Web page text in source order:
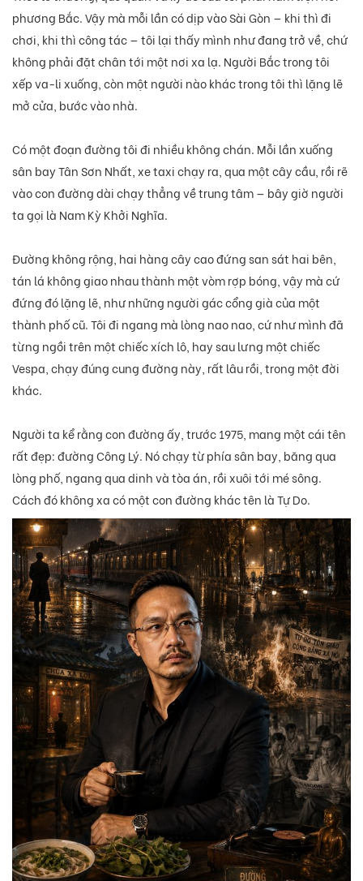
phương Bắc. Vậy mà mỗi lần có dịp vào Sài Gòn — khi thì đi
chơi, khi thì công tác — tôi lại thấy mình như đang trở về, chứ
không phải đặt chân tới một nơi xa lạ. Người Bắc trong tôi
xếp va-li xuống, còn một người nào khác trong tôi thì lặng lẽ
mở cửa, bước vào nhà.
Có một đoạn đường tôi đi nhiều không chán. Mỗi lần xuống
sân bay Tân Sơn Nhất, xe taxi chạy ra, qua một cây cầu, rồi rẽ
vào con đường dài chạy thẳng về trung tâm — bây giờ người
ta gọi là Nam Kỳ Khởi Nghĩa.
Đường không rộng, hai hàng cây cao đứng san sát hai bên,
tán lá không giao nhau thành một vòm rợp bóng, vậy mà cứ
đứng đó lặng lẽ, như những người gác cổng già của một
thành phố cũ. Tôi đi ngang mà lòng nao nao, cứ như mình đã
từng ngồi trên một chiếc xích lô, hay sau lưng một chiếc
Vespa, chạy đúng cung đường này, rất lâu rồi, trong một đời
khác.
Người ta kể rằng con đường ấy, trước 1975, mang một cái tên
rất đẹp: đường Công Lý. Nó chạy từ phía sân bay, băng qua
lòng phố, ngang qua dinh và tòa án, rồi xuôi tới mé sông.
Cách đó không xa có một con đường khác tên là Tự Do.